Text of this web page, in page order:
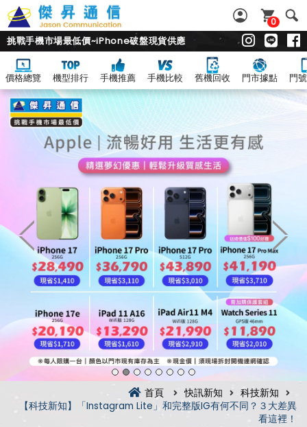
0
挑戰手機市場最低價~iPhone破盤現貨供應
價格總覽 機型排行 手機推薦 手機比較 舊機回收 門市據點 門
首頁 快訊新知
科技新知
【科技新知】「Instagram Lite」和完整版IG有何不同？３大差異
看這裡！